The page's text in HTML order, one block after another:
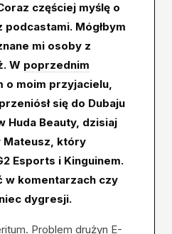
częściej myślę o
Mógłbym
mi osoby z
W poprzednim
o moim przyjacielu,
się do Dubaju
Huda Beauty, dzisiaj
Mateusz, który
Esports i Kinguinem.
w komentarzach czy
dygresji.
Problem drużyn E-